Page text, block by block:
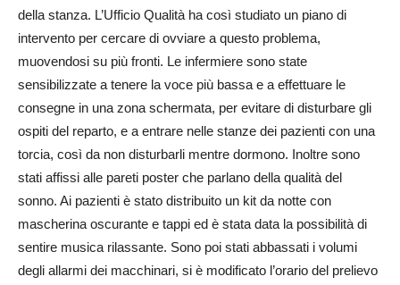
della stanza. L’Ufficio Qualità ha così studiato un piano di
intervento per cercare di ovviare a questo problema,
muovendosi su più fronti. Le infermiere sono state
sensibilizzate a tenere la voce più bassa e a effettuare le
consegne in una zona schermata, per evitare di disturbare gli
ospiti del reparto, e a entrare nelle stanze dei pazienti con una
torcia, così da non disturbarli mentre dormono. Inoltre sono
stati affissi alle pareti poster che parlano della qualità del
sonno. Ai pazienti è stato distribuito un kit da notte con
mascherina oscurante e tappi ed è stata data la possibilità di
sentire musica rilassante. Sono poi stati abbassati i volumi
degli allarmi dei macchinari, si è modificato l’orario del prelievo